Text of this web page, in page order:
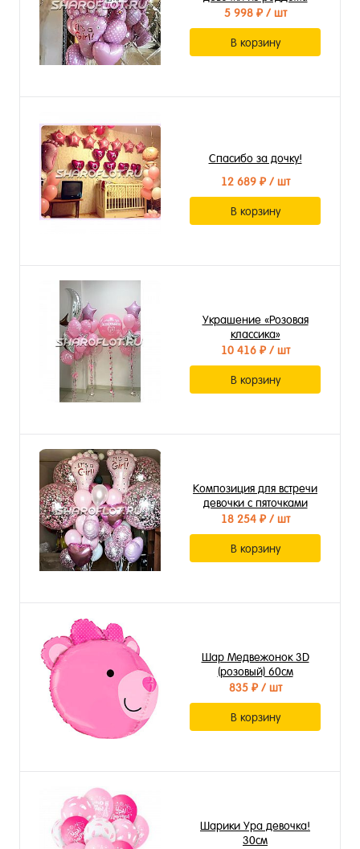
5 998 ₽/ шт
В корзину
Спасибо за дочку!
12 689 ₽/ шт
В корзину
Украшение «Розовая
классика»
10 416 ₽/ шт
В корзину
Композиция для встречи
девочки с пяточками
18 254 ₽/ шт
В корзину
Шар Медвежонок 3D
(розовый) 60см
835 ₽/ шт
В корзину
Шарики Ура девочка!
30см